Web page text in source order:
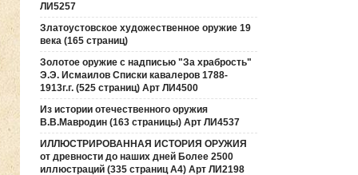
ЛИ5257
Златоустовское художественное оружие 19
века (165 страниц)
Золотое оружие с надписью "За храбрость"
Э.Э. Исмаилов Списки кавалеров 1788-
1913г.г. (525 страниц) Арт ЛИ4500
Из истории отечественного оружия
В.В.Мавродин (163 страницы) Арт ЛИ4537
ИЛЛЮСТРИРОВАННАЯ ИСТОРИЯ ОРУЖИЯ
от древности до наших дней Более 2500
иллюстраций (335 страниц А4) Арт ЛИ2198